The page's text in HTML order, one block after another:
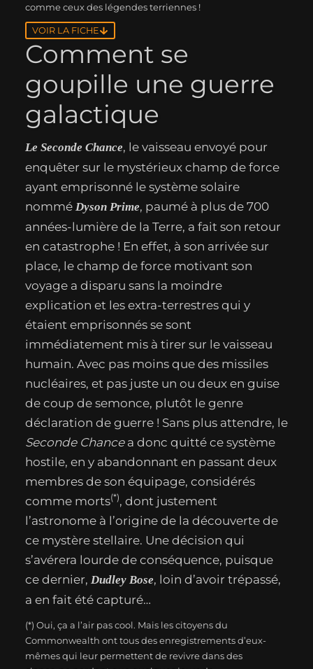
comme ceux des légendes terriennes !
VOIR LA FICHE
Comment se
goupille une guerre
galactique
Le Seconde Chance, le vaisseau envoyé pour
enquêter sur le mystérieux champ de force
ayant emprisonné le système solaire
nommé Dyson Prime, paumé à plus de 700
années-lumière de la Terre, a fait son retour
en catastrophe ! En effet, à son arrivée sur
place, le champ de force motivant son
voyage a disparu sans la moindre
explication et les extra-terrestres qui y
étaient emprisonnés se sont
immédiatement mis à tirer sur le vaisseau
humain. Avec pas moins que des missiles
nucléaires, et pas juste un ou deux en guise
de coup de semonce, plutôt le genre
déclaration de guerre ! Sans plus attendre, le
Seconde Chancea donc quitté ce système
hostile, en y abandonnant en passant deux
membres de son équipage, considérés
comme morts(*), dont justement
l’astronome à l’origine de la découverte de
ce mystère stellaire. Une décision qui
s’avérera lourde de conséquence, puisque
ce dernier, Dudley Bose, loin d’avoir trépassé,
a en fait été capturé…
(*) Oui, ça a l’air pas cool. Mais les citoyens du
Commonwealth ont tous des enregistrements d’eux-
mêmes qui leur permettent de revivre dans des